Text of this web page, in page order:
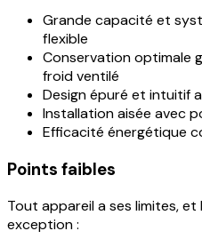
Grande capacité et
flexible
Conservation optimale
froid ventilé
Design épuré et intuitif
Installation aisée avec
Efficacité énergétique
Points faibles
Tout appareil a ses limites,
exception :